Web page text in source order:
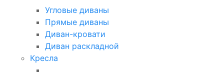
Угловые диваны
Прямые диваны
Диван-кровати
Диван раскладной
Кресла